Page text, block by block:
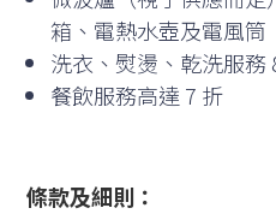
箱、電熱水壺及電風筒
洗衣、熨燙、乾洗服務
餐飲服務高達 7 折
條款及細則：